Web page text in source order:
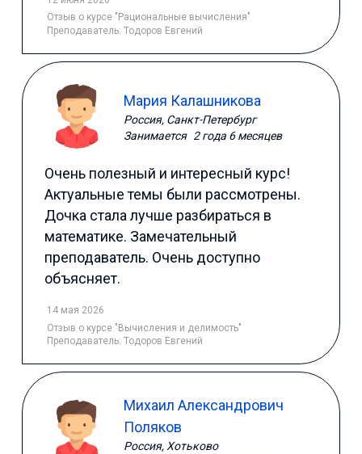
Отзыв о курсе "Рациональные вычисления"
Преподаватель: Тодоров Евгений
Мария Калашникова
Россия, Санкт-Петербург
Занимается 2 года 6 месяцев
Очень полезный и интересный курс!
Актуальные темы были рассмотрены.
Дочка стала лучше разбираться в
математике. Замечательный
преподаватель. Очень доступно
объясняет.
14 мая 2026
Отзыв о курсе "Вычисления и делимость"
Преподаватель: Тодоров Евгений
Михаил Александрович
Поляков
Россия, Хотьково